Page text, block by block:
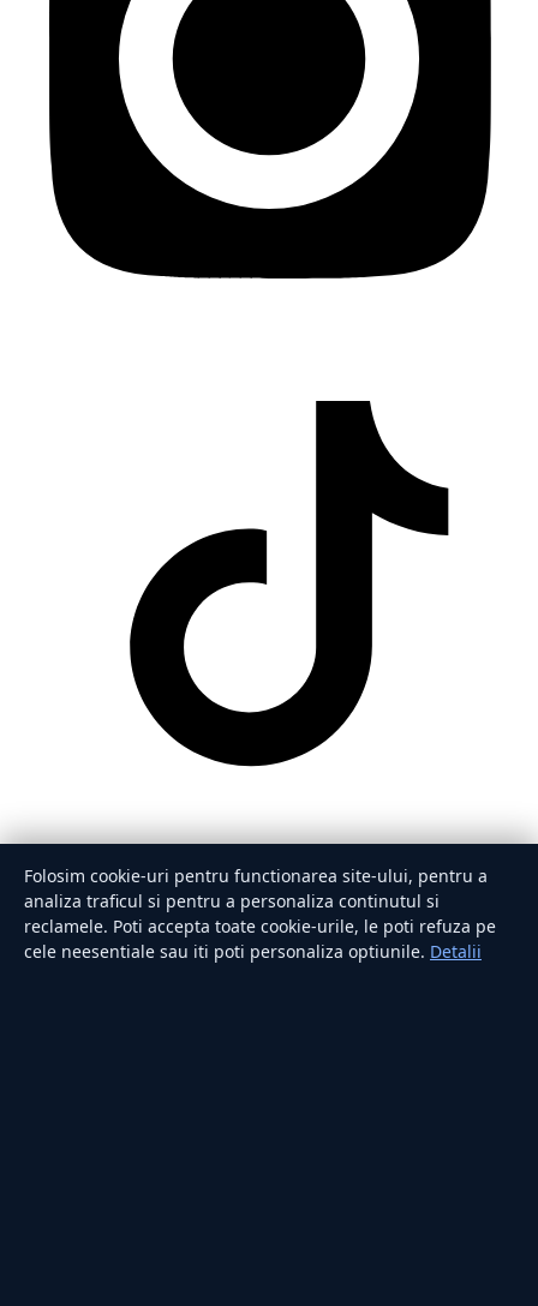
Folosim cookie-uri pentru functionarea site-ului, pentru a
analiza traficul si pentru a personaliza continutul si
reclamele. Poti accepta toate cookie-urile, le poti refuza pe
cele neesentiale sau iti poti personaliza optiunile. Detalii